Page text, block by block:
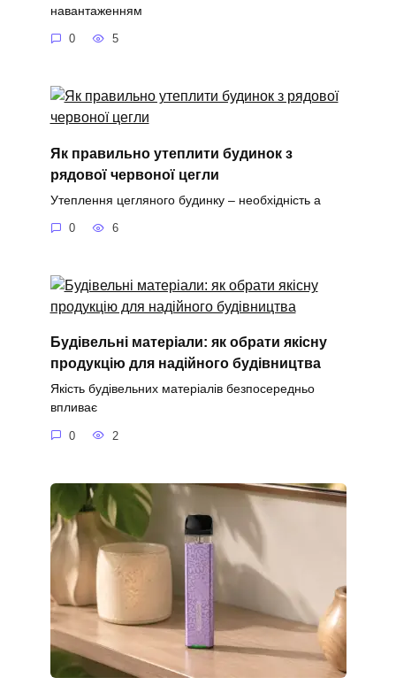
навантаженням
0 5
Як правильно утеплити будинок з
рядової червоної цегли
Утеплення цегляного будинку – необхідність а
0 6
Будівельні матеріали: як обрати якісну
продукцію для надійного будівництва
Якість будівельних матеріалів безпосередньо
впливає
0 2